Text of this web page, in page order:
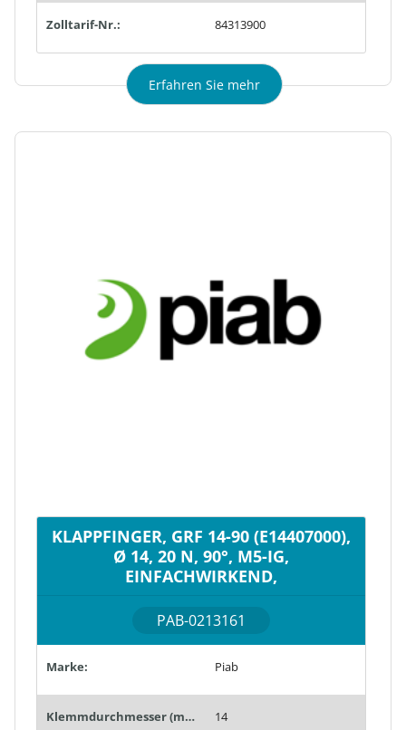
Zolltarif-Nr.: 84313900
Erfahren Sie mehr
KLAPPFINGER, GRF 14-90 (E14407000),
Ø 14, 20 N, 90°, M5-IG,
EINFACHWIRKEND,
PAB-0213161
Marke: Piab
Klemmdurchmesser (mm): 14